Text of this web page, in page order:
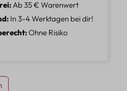
Ab 35 € Warenwert
In 3-4 Werktagen bei dir!
Ohne Risiko